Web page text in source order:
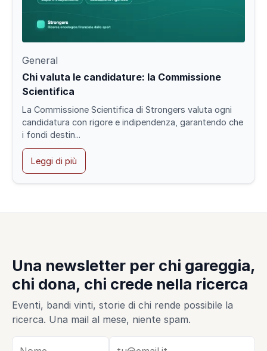
General
Chi valuta le candidature: la Commissione
Scientifica
La Commissione Scientifica di Strongers valuta ogni
candidatura con rigore e indipendenza, garantendo che
i fondi destin...
Leggi di più
Una newsletter per chi gareggia,
chi dona, chi crede nella ricerca
Eventi, bandi vinti, storie di chi rende possibile la
ricerca. Una mail al mese, niente spam.